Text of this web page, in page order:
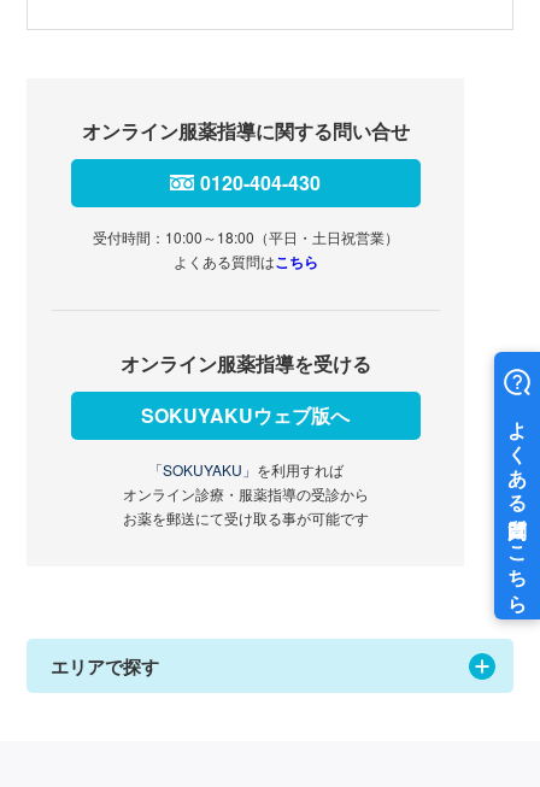
オンライン服薬指導に関する問い合せ
0120-404-430
受付時間：10:00～18:00（平日・土日祝営業）
よくある質問はこちら
オンライン服薬指導を受ける
SOKUYAKUウェブ版へ
「SOKUYAKU」 を利用すれば
オンライン診療・服薬指導の受診から
お薬を郵送にて受け取る事が可能です
エリアで探す